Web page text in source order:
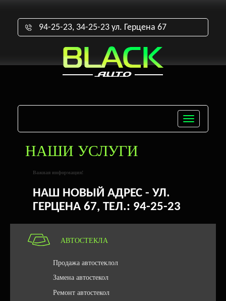
94-25-23, 34-25-23 ул. Герцена 67
Toggle
navigation
НАШИ УСЛУГИ
Важная информация!
НАШ НОВЫЙ АДРЕС - УЛ.
ГЕРЦЕНА 67, ТЕЛ.: 94-25-23
АВТОСТЕКЛА
Продажа автостеклол
Замена автостекол
Ремонт автостекол